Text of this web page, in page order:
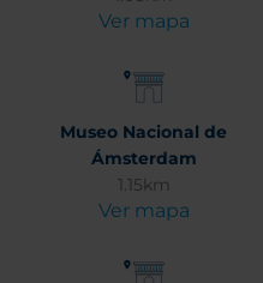
Ver mapa
Museo Nacional de
Ámsterdam
1.15km
Ver mapa